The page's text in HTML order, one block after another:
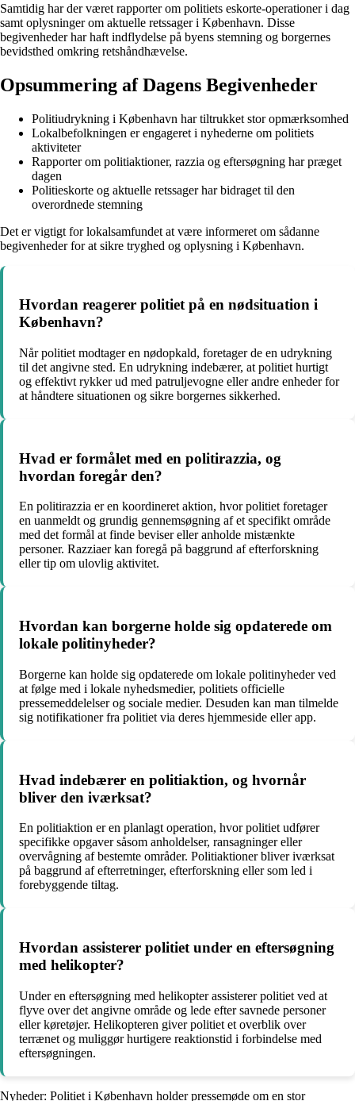
Samtidig har der været rapporter om politiets eskorte-operationer i dag
samt oplysninger om aktuelle retssager i København. Disse
begivenheder har haft indflydelse på byens stemning og borgernes
bevidsthed omkring retshåndhævelse.
Opsummering af Dagens Begivenheder
Politiudrykning i København har tiltrukket stor opmærksomhed
Lokalbefolkningen er engageret i nyhederne om politiets
aktiviteter
Rapporter om politiaktioner, razzia og eftersøgning har præget
dagen
Politieskorte og aktuelle retssager har bidraget til den
overordnede stemning
Det er vigtigt for lokalsamfundet at være informeret om sådanne
begivenheder for at sikre tryghed og oplysning i København.
Hvordan reagerer politiet på en nødsituation i
København?
Når politiet modtager en nødopkald, foretager de en udrykning
til det angivne sted. En udrykning indebærer, at politiet hurtigt
og effektivt rykker ud med patruljevogne eller andre enheder for
at håndtere situationen og sikre borgernes sikkerhed.
Hvad er formålet med en politirazzia, og
hvordan foregår den?
En politirazzia er en koordineret aktion, hvor politiet foretager
en uanmeldt og grundig gennemsøgning af et specifikt område
med det formål at finde beviser eller anholde mistænkte
personer. Razziaer kan foregå på baggrund af efterforskning
eller tip om ulovlig aktivitet.
Hvordan kan borgerne holde sig opdaterede om
lokale politinyheder?
Borgerne kan holde sig opdaterede om lokale politinyheder ved
at følge med i lokale nyhedsmedier, politiets officielle
pressemeddelelser og sociale medier. Desuden kan man tilmelde
sig notifikationer fra politiet via deres hjemmeside eller app.
Hvad indebærer en politiaktion, og hvornår
bliver den iværksat?
En politiaktion er en planlagt operation, hvor politiet udfører
specifikke opgaver såsom anholdelser, ransagninger eller
overvågning af bestemte områder. Politiaktioner bliver iværksat
på baggrund af efterretninger, efterforskning eller som led i
forebyggende tiltag.
Hvordan assisterer politiet under en eftersøgning
med helikopter?
Under en eftersøgning med helikopter assisterer politiet ved at
flyve over det angivne område og lede efter savnede personer
eller køretøjer. Helikopteren giver politiet et overblik over
terrænet og muliggør hurtigere reaktionstid i forbindelse med
eftersøgningen.
Nyheder: Politiet i København holder pressemøde om en stor